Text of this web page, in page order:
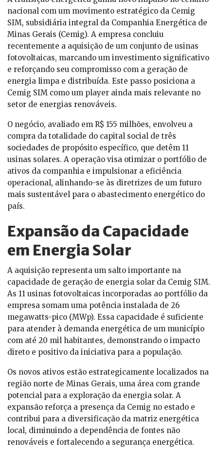
nacional com um movimento estratégico da Cemig
SIM, subsidiária integral da Companhia Energética de
Minas Gerais (Cemig). A empresa concluiu
recentemente a aquisição de um conjunto de usinas
fotovoltaicas, marcando um investimento significativo
e reforçando seu compromisso com a geração de
energia limpa e distribuída. Este passo posiciona a
Cemig SIM como um player ainda mais relevante no
setor de energias renováveis.
O negócio, avaliado em R$ 155 milhões, envolveu a
compra da totalidade do capital social de três
sociedades de propósito específico, que detêm 11
usinas solares. A operação visa otimizar o portfólio de
ativos da companhia e impulsionar a eficiência
operacional, alinhando-se às diretrizes de um futuro
mais sustentável para o abastecimento energético do
país.
Expansão da Capacidade
em Energia Solar
A aquisição representa um salto importante na
capacidade de geração de energia solar da Cemig SIM.
As 11 usinas fotovoltaicas incorporadas ao portfólio da
empresa somam uma potência instalada de 26
megawatts-pico (MWp). Essa capacidade é suficiente
para atender à demanda energética de um município
com até 20 mil habitantes, demonstrando o impacto
direto e positivo da iniciativa para a população.
Os novos ativos estão estrategicamente localizados na
região norte de Minas Gerais, uma área com grande
potencial para a exploração da energia solar. A
expansão reforça a presença da Cemig no estado e
contribui para a diversificação da matriz energética
local, diminuindo a dependência de fontes não
renováveis e fortalecendo a segurança energética.